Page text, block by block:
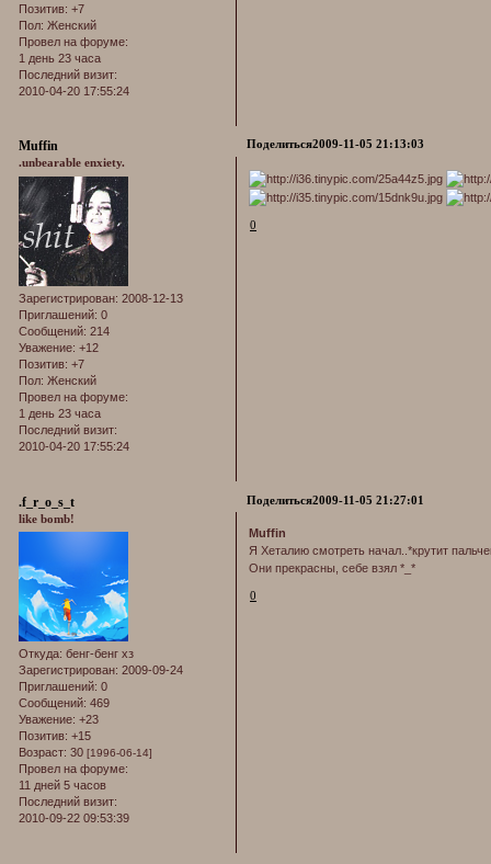
Позитив: +7
Пол: Женский
Провел на форуме:
1 день 23 часа
Последний визит:
2010-04-20 17:55:24
Поделиться2009-11-05 21:13:03
Muffin
.unbearable enxiety.
Зарегистрирован: 2008-12-13
Приглашений: 0
Сообщений: 214
Уважение: +12
Позитив: +7
Пол: Женский
Провел на форуме:
1 день 23 часа
Последний визит:
2010-04-20 17:55:24
0
Поделиться2009-11-05 21:27:01
.f_r_o_s_t
like bomb!
Откуда: бенг-бенг хз
Зарегистрирован: 2009-09-24
Приглашений: 0
Сообщений: 469
Уважение: +23
Позитив: +15
Возраст: 30 [1996-06-14]
Провел на форуме:
11 дней 5 часов
Последний визит:
2010-09-22 09:53:39
Muffin
Я Хеталию смотреть начал..*крутит
Они прекрасны, себе взял *_*
0